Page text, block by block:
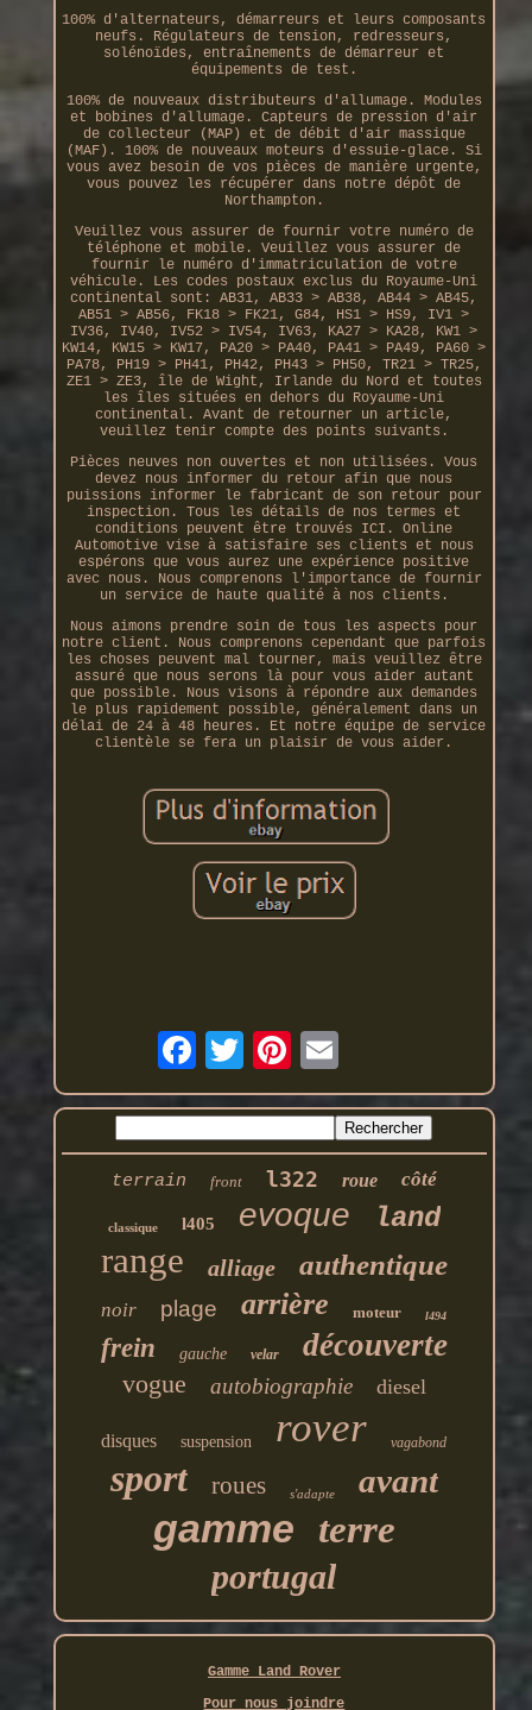
100% d'alternateurs, démarreurs et leurs composants
neufs. Régulateurs de tension, redresseurs,
solénoïdes, entraînements de démarreur et
équipements de test.
100% de nouveaux distributeurs d'allumage. Modules
et bobines d'allumage. Capteurs de pression d'air
de collecteur (MAP) et de débit d'air massique
(MAF). 100% de nouveaux moteurs d'essuie-glace. Si
vous avez besoin de vos pièces de manière urgente,
vous pouvez les récupérer dans notre dépôt de
Northampton.
Veuillez vous assurer de fournir votre numéro de
téléphone et mobile. Veuillez vous assurer de
fournir le numéro d'immatriculation de votre
véhicule. Les codes postaux exclus du Royaume-Uni
continental sont: AB31, AB33 > AB38, AB44 > AB45,
AB51 > AB56, FK18 > FK21, G84, HS1 > HS9, IV1 >
IV36, IV40, IV52 > IV54, IV63, KA27 > KA28, KW1 >
KW14, KW15 > KW17, PA20 > PA40, PA41 > PA49, PA60 >
PA78, PH19 > PH41, PH42, PH43 > PH50, TR21 > TR25,
ZE1 > ZE3, île de Wight, Irlande du Nord et toutes
les îles situées en dehors du Royaume-Uni
continental. Avant de retourner un article,
veuillez tenir compte des points suivants.
Pièces neuves non ouvertes et non utilisées. Vous
devez nous informer du retour afin que nous
puissions informer le fabricant de son retour pour
inspection. Tous les détails de nos termes et
conditions peuvent être trouvés ICI. Online
Automotive vise à satisfaire ses clients et nous
espérons que vous aurez une expérience positive
avec nous. Nous comprenons l'importance de fournir
un service de haute qualité à nos clients.
Nous aimons prendre soin de tous les aspects pour
notre client. Nous comprenons cependant que parfois
les choses peuvent mal tourner, mais veuillez être
assuré que nous serons là pour vous aider autant
que possible. Nous visons à répondre aux demandes
le plus rapidement possible, généralement dans un
délai de 24 à 48 heures. Et notre équipe de service
clientèle se fera un plaisir de vous aider.
terrain front l322 roue côté
classique l405 evoque land
range alliage authentique
noir plage arrière moteur l494
frein gauche velar découverte
vogue autobiographie diesel
disques suspension rover vagabond
sport roues s'adapte avant
gamme terre
portugal
Gamme Land Rover
Pour nous joindre